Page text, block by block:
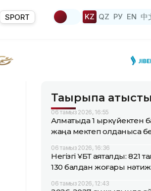
SPORT KZ QZ РУ EN 中
Тақырыпқа қатысты
06 тамыз 2026, 16:55
Алматыда 1 қыркүйектен
жаңа мектеп қолданысқа
06 тамыз 2026, 16:36
Негізгі ҰБТ аяқталды: 821
130 балдан жоғары
06 тамыз 2026, 12:43